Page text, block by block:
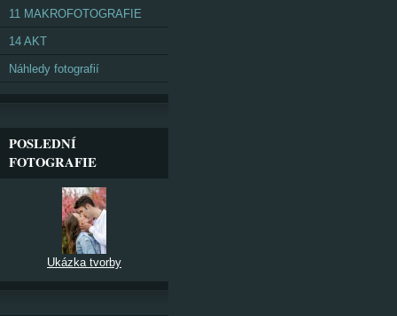
11 MAKROFOTOGRAFIE
14 AKT
Náhledy fotografií
POSLEDNÍ
FOTOGRAFIE
Ukázka tvorby